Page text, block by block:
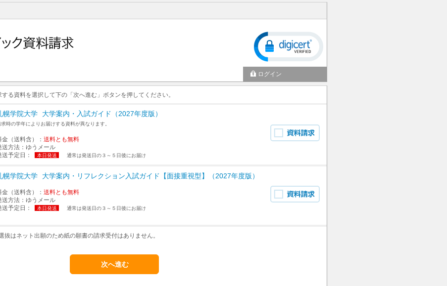
ログイン
る資料を選択して下の「次へ進む」ボタンを押してください。
幌学院大学 大学案内・入試ガイド（2027年度版）
求時の学年によりお届けする資料が異なります。
金（送料含）： 送料とも無料
送方法： ゆうメール
送予定日：
本日発送 通常は発送日の３～５日後にお届け
幌学院大学 大学案内・リフレクション入試ガイド【面接重視型】（2027年度版）
金（送料含）： 送料とも無料
送方法： ゆうメール
送予定日：
本日発送 通常は発送日の３～５日後にお届け
はネット出願のため紙の願書の請求受付はありません。